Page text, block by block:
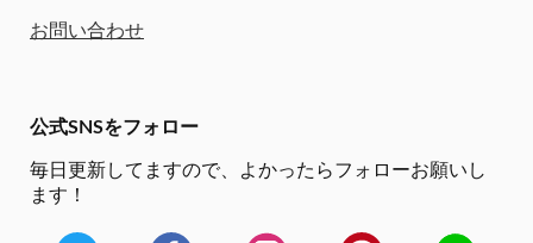
お問い合わせ
公式SNSをフォロー
毎日更新してますので、
よかったらフォローお願いし
ます！